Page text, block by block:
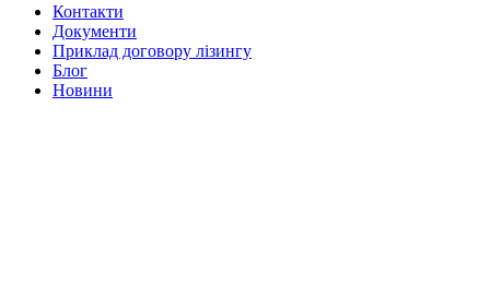
Контакти
Документи
Приклад договору лізингу
Блог
Новини